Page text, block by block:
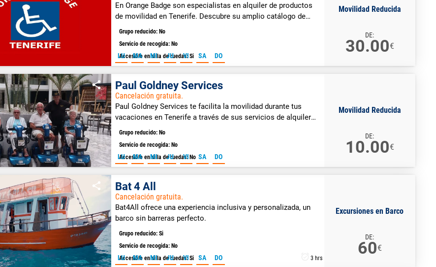
En Orange Badge son especialistas en alquiler de productos
de movilidad en Tenerife. Descubre su amplio catálogo de
gran calidad.
Grupo reducido: No
Servicio de recogida: No
Accesible en silla de ruedas: Si
LU MA MI JU VI SA DO
Movilidad Reducida
DE:
30.00€
Paul Goldney Services
Cancelación gratuita.
Paul Goldney Services te facilita la movilidad durante tus
vacaciones en Tenerife a través de sus servicios de alquiler
de scooters de movilidad eléctricos, sillas de ruedas
manuales y andadores en el sur de Tenerife.
Grupo reducido: No
Servicio de recogida: No
Accesible en silla de ruedas: No
LU MA MI JU VI SA DO
Movilidad Reducida
DE:
10.00€
Bat 4 All
Cancelación gratuita.
Bat4All ofrece una experiencia inclusiva y personalizada, un
barco sin barreras perfecto.
Grupo reducido: Si
Servicio de recogida: No
Accesible en silla de ruedas: Si
LU MA MI JU VI SA DO 3 hrs
Excursiones en Barco
DE:
60€